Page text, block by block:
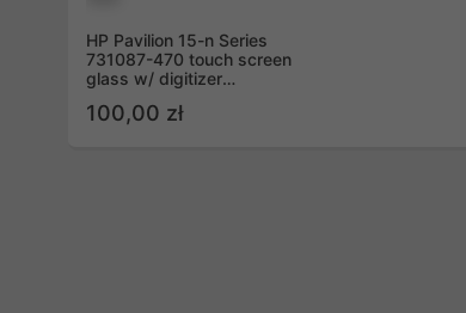
HP Pavilion 15-n Series
731087-470 touch screen
glass w/ digitizer
100,00 zł